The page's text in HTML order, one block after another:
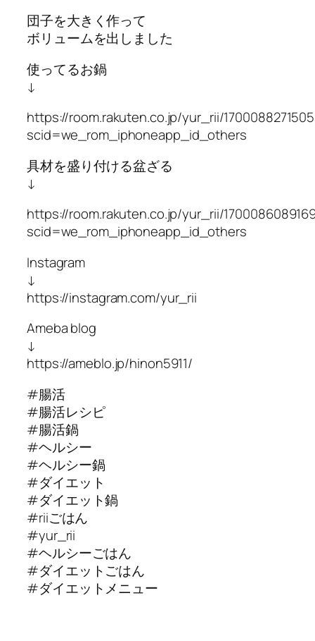
団子を大きく作って
ボリュームを出しました
使ってるお鍋
↓
https://room.rakuten.co.jp/yur_rii/
scid=we_rom_iphoneapp_id_others
具材を盛り付ける盆ざる
↓
https://room.rakuten.co.jp/yur_rii/
scid=we_rom_iphoneapp_id_others
Instagram
↓
https://instagram.com/yur_rii
Ameba blog
↓
https://ameblo.jp/hinon5911/
#腸活
#腸活レシピ
#腸活鍋
#ヘルシー
#ヘルシー鍋
#ダイエット
#ダイエット鍋
#riiごはん
#yur_rii
#ヘルシーごはん
#ダイエットごはん
#ダイエットメニュー